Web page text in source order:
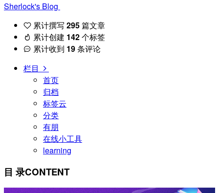
Sherlock's Blog
累计撰写 295篇文章
累计创建 142个标签
累计收到 19条评论
栏目
首页
归档
标签云
分类
有朋
在线小工具
learning
目 录CONTENT